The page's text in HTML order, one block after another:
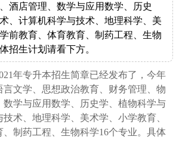
酒店管理、数学与应用数学、历史
、计算机科学与技术、地理科学、美
前教育、体育教育、制药工程、生物
招生计划请看下方。
年专升本招生简章已经发布了，今年
文学、思想政治教育、财务管理、物
数学与应用数学、历史学、植物科学与
术、地理科学、美术学、小学教育、
制药工程、生物科学16个专业。具体